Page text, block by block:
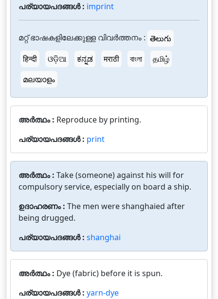
പര്യായപദങ്ങൾ : imprint
മറ്റ് ഭാഷകളിലേക്കുള്ള വിവർത്തനം : తెలుగు
हिन्दी
ଓଡ଼ିଆ ಕನ್ನಡ मराठी বাংলা
தமிழ்
മലയാളം
അർത്ഥം : Reproduce by printing.
പര്യായപദങ്ങൾ : print
അർത്ഥം : Take (someone) against his will for
compulsory service, especially on board a ship.
ഉദാഹരണം : The men were shanghaied after
being drugged.
പര്യായപദങ്ങൾ : shanghai
അർത്ഥം : Dye (fabric) before it is spun.
പര്യായപദങ്ങൾ : yarn-dye